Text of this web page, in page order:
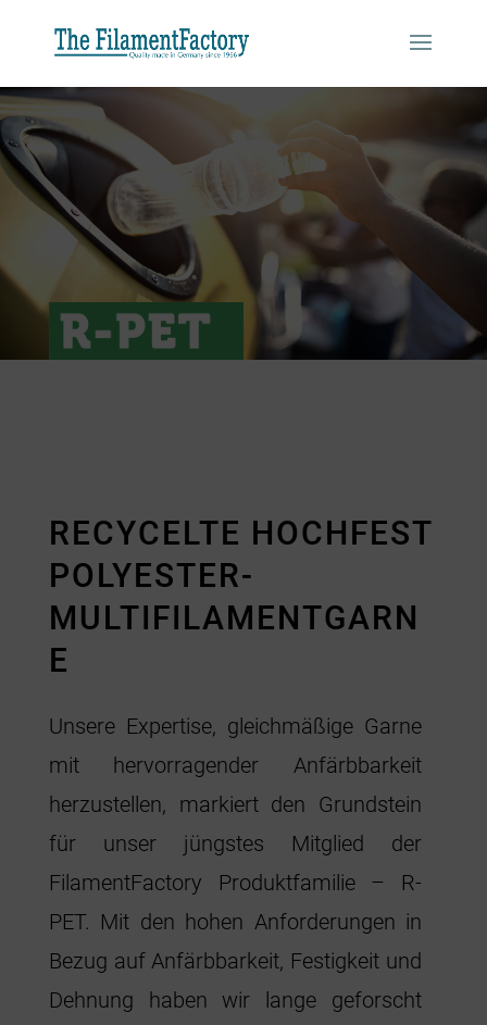
RECYCELTE HOCHFEST
POLYESTER-
MULTIFILAMENTGARN
E
Unsere Expertise, gleichmäßige Garne
mit hervorragender Anfärbbarkeit
herzustellen, markiert den Grundstein
für unser jüngstes Mitglied der
FilamentFactory Produktfamilie – R-
PET. Mit den hohen Anforderungen in
Bezug auf Anfärbbarkeit, Festigkeit und
Dehnung haben wir lange geforscht